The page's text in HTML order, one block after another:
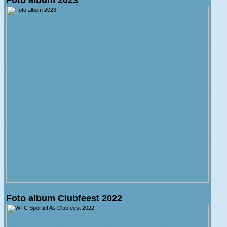
Foto album Clubfeest 2022